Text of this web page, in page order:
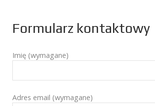
Formularz kontaktowy
Imię (wymagane)
Adres email (wymagane)